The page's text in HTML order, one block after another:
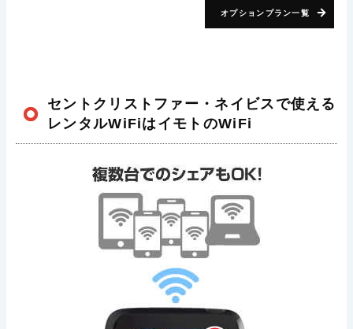
オプションプラン一覧
セントクリストファー・ネイビスで使える
レンタルWiFiはイモトのWiFi